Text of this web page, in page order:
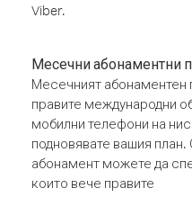
Viber.
Месечни абонаментни
Месечният абонаментен
правите международни
мобилни телефони на
подновявате вашия
абонамент можете да
които вече правите